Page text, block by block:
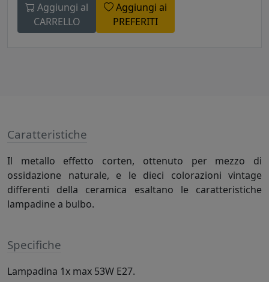
Aggiungi al
CARRELLO
Aggiungi ai
PREFERITI
Caratteristiche
Il metallo effetto corten, ottenuto per mezzo di
ossidazione naturale, e le dieci colorazioni vintage
differenti della ceramica esaltano le caratteristiche
lampadine a bulbo.
Specifiche
Lampadina 1x max 53W E27.